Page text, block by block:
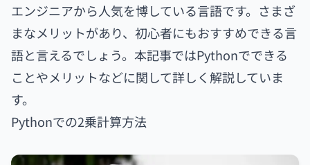
エンジニアから人気を博している言語です。さまざ
まなメリットがあり、初心者にもおすすめできる言
語と言えるでしょう。本記事ではPythonでできる
ことやメリットなどに関して詳しく解説していま
す。
Pythonでの2乗計算方法